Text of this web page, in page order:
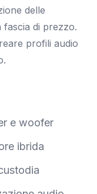
delle
di prezzo.
profili audio
e woofer
ibrida